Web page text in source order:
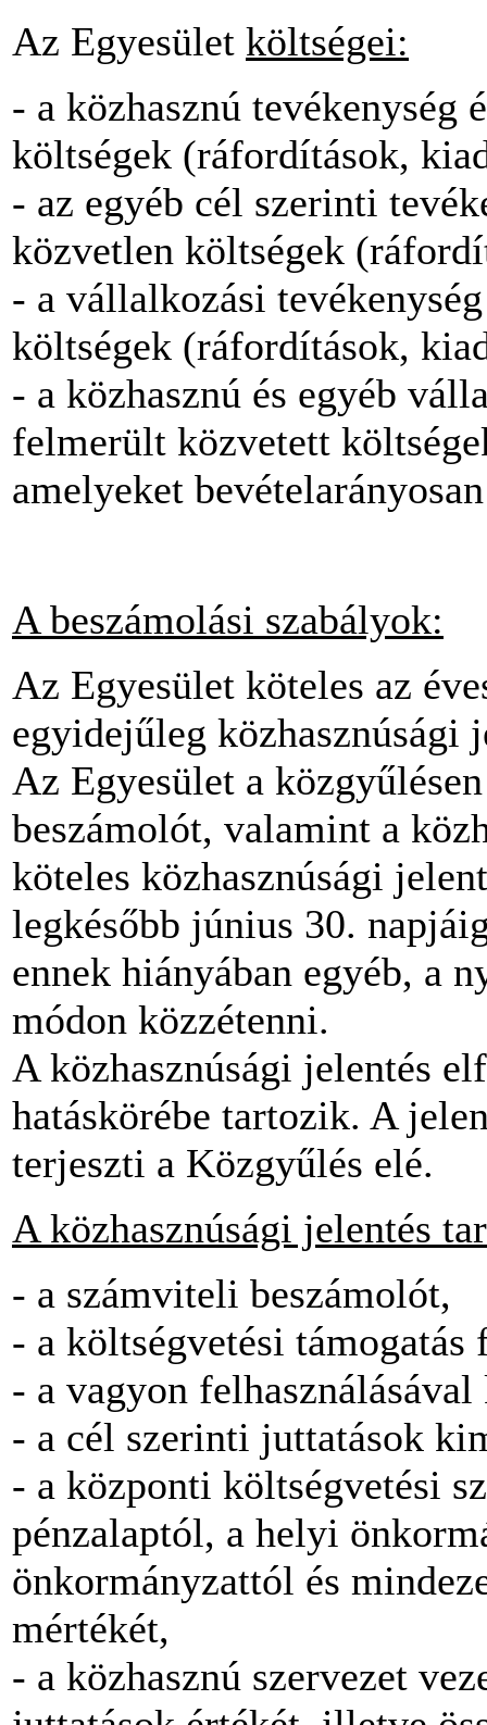
Az Egyesület költségei:
- a közhasznú tevékenység
költségek (ráfordítások,
- az egyéb cél szerinti
közvetlen költségek
- a vállalkozási
költségek (ráfordítások,
- a közhasznú és egyéb
felmerült közvetett
amelyeket
A beszámolási szabályok:
Az Egyesület köteles az
egyidejűleg közhasznúsági
Az Egyesület a
beszámolót, valamint a
köteles közhasznúsági
legkésőbb június 30.
ennek hiányában egyéb, a
módon közzétenni.
A közhasznúsági jelentés
hatáskörébe tartozik. A
terjeszti a Közgyűlés elé.
A közhasznúsági jelentés
- a számviteli beszámolót,
- a költségvetési támogatás
- a vagyon
- a cél szerinti juttatások
- a központi költségvetési
pénzalaptól, a helyi
önkormányzattól és
mértékét,
- a közhasznú szervezet